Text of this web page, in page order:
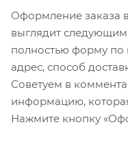
Оформление заказа
выглядит
полностью форму по
адрес, способ
Советуем в
информацию,
Нажмите кнопку